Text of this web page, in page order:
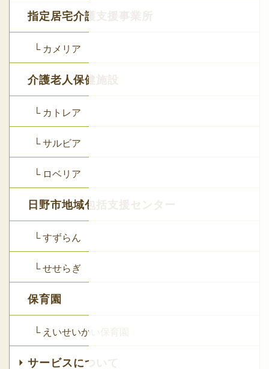
指定居宅介護支援事業所
└ カメリア
介護老人保健施設
└ カトレア
└ サルビア
└ ロベリア
日野市地域包括支援センター
└ すずらん
└ せせらぎ
保育園
└ えいせいかい保育園
サービスについて